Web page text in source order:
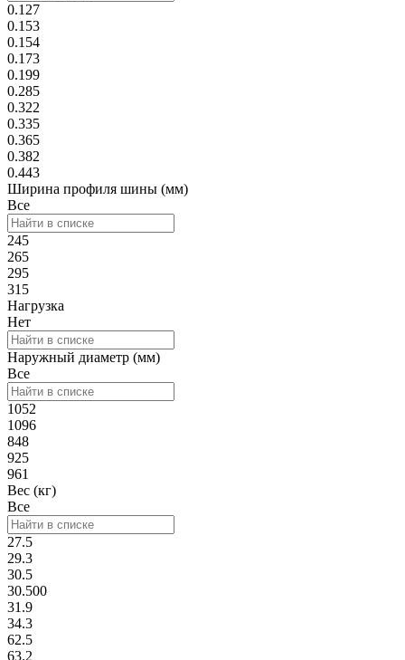
0.127
0.153
0.154
0.173
0.199
0.285
0.322
0.335
0.365
0.382
0.443
Ширина профиля шины (мм)
Все
245
265
295
315
Нагрузка
Нет
Наружный диаметр (мм)
Все
1052
1096
848
925
961
Вес (кг)
Все
27.5
29.3
30.5
30.500
31.9
34.3
62.5
63.2